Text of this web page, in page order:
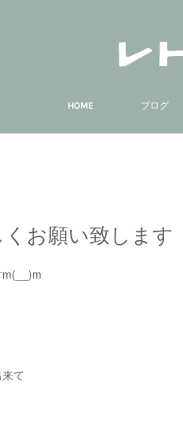
HOME ブログ
くお願い致します
て